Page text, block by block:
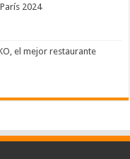
2024
el mejor restaurante